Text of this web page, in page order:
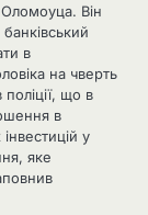
Оломоуца. Він
в
на чверть
що в
в
у
яке